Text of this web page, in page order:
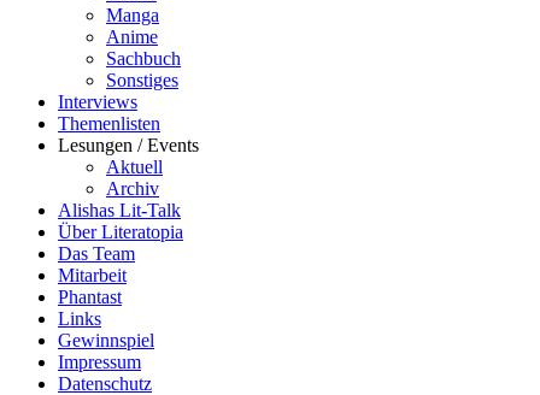
Manga
Anime
Sachbuch
Sonstiges
Interviews
Themenlisten
Lesungen / Events
Aktuell
Archiv
Alishas Lit-Talk
Über Literatopia
Das Team
Mitarbeit
Phantast
Links
Gewinnspiel
Impressum
Datenschutz